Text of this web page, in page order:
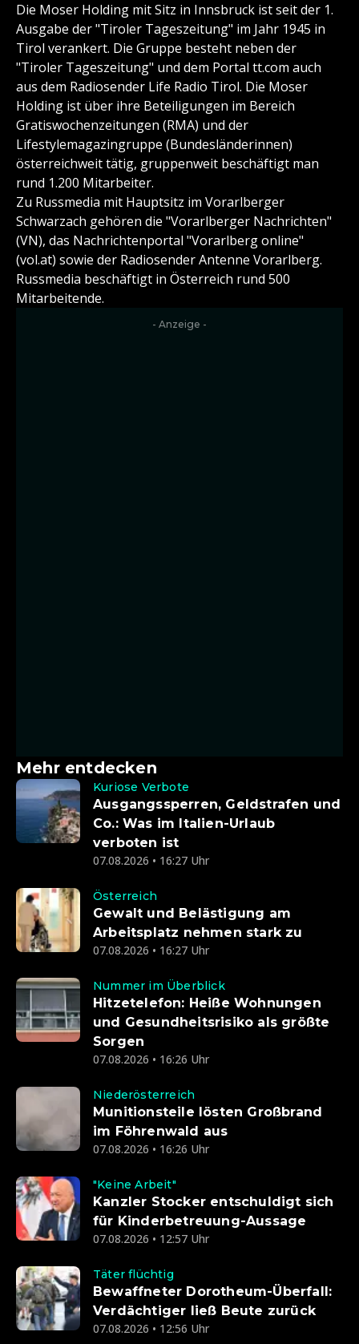
Die Moser Holding mit Sitz in Innsbruck ist seit der 1.
Ausgabe der "Tiroler Tageszeitung" im Jahr 1945 in
Tirol verankert. Die Gruppe besteht neben der
"Tiroler Tageszeitung" und dem Portal tt.com auch
aus dem Radiosender Life Radio Tirol. Die Moser
Holding ist über ihre Beteiligungen im Bereich
Gratiswochenzeitungen (RMA) und der
Lifestylemagazingruppe (Bundesländerinnen)
österreichweit tätig, gruppenweit beschäftigt man
rund 1.200 Mitarbeiter.
Zu Russmedia mit Hauptsitz im Vorarlberger
Schwarzach gehören die "Vorarlberger Nachrichten"
(VN), das Nachrichtenportal "Vorarlberg online"
(vol.at) sowie der Radiosender Antenne Vorarlberg.
Russmedia beschäftigt in Österreich rund 500
Mitarbeitende.
- Anzeige -
Mehr entdecken
Kuriose Verbote
Ausgangssperren, Geldstrafen und
Co.: Was im Italien-Urlaub
verboten ist
07.08.2026 • 16:27 Uhr
Österreich
Gewalt und Belästigung am
Arbeitsplatz nehmen stark zu
07.08.2026 • 16:27 Uhr
Nummer im Überblick
Hitzetelefon: Heiße Wohnungen
und Gesundheitsrisiko als größte
Sorgen
07.08.2026 • 16:26 Uhr
Niederösterreich
Munitionsteile lösten Großbrand
im Föhrenwald aus
07.08.2026 • 16:26 Uhr
"Keine Arbeit"
Kanzler Stocker entschuldigt sich
für Kinderbetreuung-Aussage
07.08.2026 • 12:57 Uhr
Täter flüchtig
Bewaffneter Dorotheum-Überfall:
Verdächtiger ließ Beute zurück
07.08.2026 • 12:56 Uhr